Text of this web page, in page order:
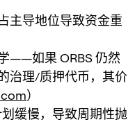
主导地位导致资金重
——如果 ORBS 仍然
治理/质押代币，其价
）
缓慢，导致周期性抛